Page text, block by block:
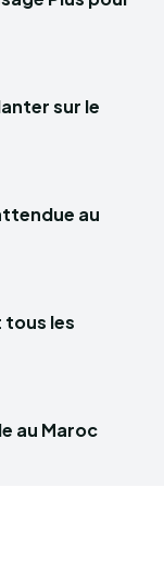
sur le
au
tous les
au Maroc